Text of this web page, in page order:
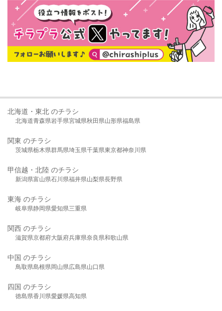
北海道・東北 のチラシ
北海道青森県岩手県宮城県秋田県山形県福島県
関東 のチラシ
茨城県栃木県群馬県埼玉県千葉県東京都神奈川県
甲信越・北陸 のチラシ
新潟県富山県石川県福井県山梨県長野県
東海 のチラシ
岐阜県静岡県愛知県三重県
関西 のチラシ
滋賀県京都府大阪府兵庫県奈良県和歌山県
中国 のチラシ
鳥取県島根県岡山県広島県山口県
四国 のチラシ
徳島県香川県愛媛県高知県